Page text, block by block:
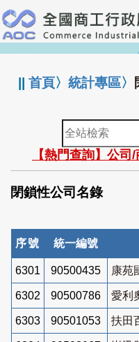
跳
到
主
要
:::
||首頁〉統計專區〉
全
站
檢
索
【熱門查詢】公
閉鎖性公司名錄
序號 統一編號
6301 90500435 康苑
6302 90500786 愛利
6303 90501053 扶田